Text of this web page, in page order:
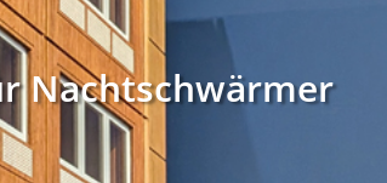
Nachtschwärmer